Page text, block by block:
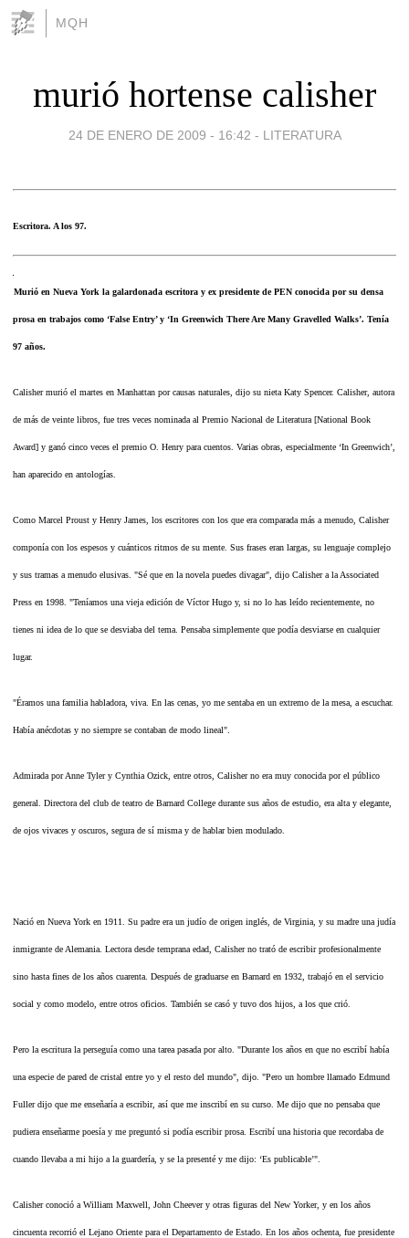
MQH
murió hortense calisher
24 DE ENERO DE 2009 - 16:42 - LITERATURA
Escritora. A los 97.
Murió en Nueva York la galardonada escritora y ex presidente de PEN conocida por su densa
prosa en trabajos como ‘False Entry’ y ‘In Greenwich There Are Many Gravelled Walks’. Tenía
97 años.
Calisher murió el martes en Manhattan por causas naturales, dijo su nieta Katy Spencer. Calisher, autora
de más de veinte libros, fue tres veces nominada al Premio Nacional de Literatura [National Book
Award] y ganó cinco veces el premio O. Henry para cuentos. Varias obras, especialmente ‘In Greenwich’,
han aparecido en antologías.
Como Marcel Proust y Henry James, los escritores con los que era comparada más a menudo, Calisher
componía con los espesos y cuánticos ritmos de su mente. Sus frases eran largas, su lenguaje complejo
y sus tramas a menudo elusivas. "Sé que en la novela puedes divagar", dijo Calisher a la Associated
Press en 1998. "Teníamos una vieja edición de Víctor Hugo y, si no lo has leído recientemente, no
tienes ni idea de lo que se desviaba del tema. Pensaba simplemente que podía desviarse en cualquier
lugar.
"Éramos una familia habladora, viva. En las cenas, yo me sentaba en un extremo de la mesa, a escuchar.
Había anécdotas y no siempre se contaban de modo lineal".
Admirada por Anne Tyler y Cynthia Ozick, entre otros, Calisher no era muy conocida por el público
general. Directora del club de teatro de Barnard College durante sus años de estudio, era alta y elegante,
de ojos vivaces y oscuros, segura de sí misma y de hablar bien modulado.
Nació en Nueva York en 1911. Su padre era un judío de origen inglés, de Virginia, y su madre una judía
inmigrante de Alemania. Lectora desde temprana edad, Calisher no trató de escribir profesionalmente
sino hasta fines de los años cuarenta. Después de graduarse en Barnard en 1932, trabajó en el servicio
social y como modelo, entre otros oficios. También se casó y tuvo dos hijos, a los que crió.
Pero la escritura la perseguía como una tarea pasada por alto. "Durante los años en que no escribí había
una especie de pared de cristal entre yo y el resto del mundo", dijo. "Pero un hombre llamado Edmund
Fuller dijo que me enseñaría a escribir, así que me inscribí en su curso. Me dijo que no pensaba que
pudiera enseñarme poesía y me preguntó si podía escribir prosa. Escribí una historia que recordaba de
cuando llevaba a mi hijo a la guardería, y se la presenté y me dijo: ‘Es publicable’".
Calisher conoció a William Maxwell, John Cheever y otras figuras del New Yorker, y en los años
cincuenta recorrió el Lejano Oriente para el Departamento de Estado. En los años ochenta, fue presidente